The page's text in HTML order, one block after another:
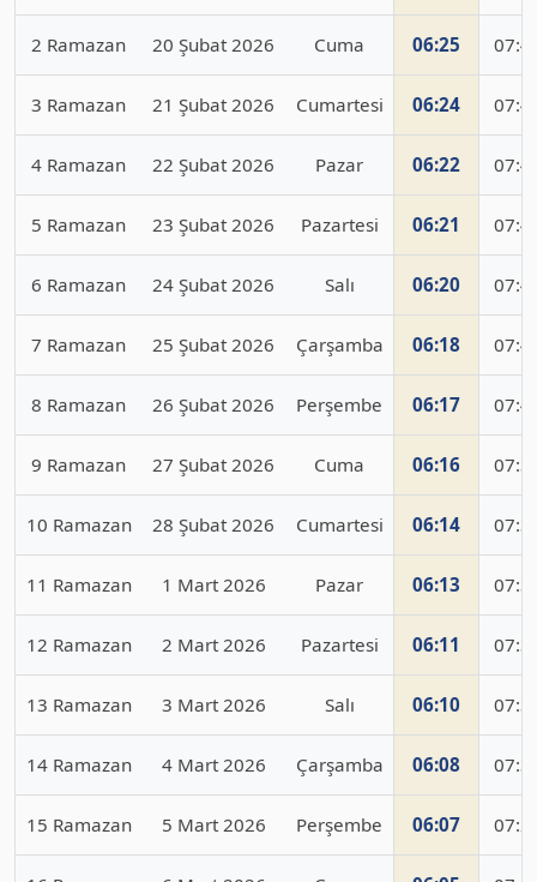
2 Ramazan 20 Şubat 2026 Cuma 06:25
3 Ramazan 21 Şubat 2026 Cumartesi 06:24
4 Ramazan 22 Şubat 2026 Pazar 06:22
5 Ramazan 23 Şubat 2026 Pazartesi 06:21
6 Ramazan 24 Şubat 2026 Salı 06:20
7 Ramazan 25 Şubat 2026 Çarşamba 06:18
8 Ramazan 26 Şubat 2026 Perşembe 06:17
9 Ramazan 27 Şubat 2026 Cuma 06:16
10 Ramazan 28 Şubat 2026 Cumartesi 06:14
11 Ramazan 1 Mart 2026 Pazar 06:13
12 Ramazan 2 Mart 2026 Pazartesi 06:11
13 Ramazan 3 Mart 2026 Salı 06:10
14 Ramazan 4 Mart 2026 Çarşamba 06:08
15 Ramazan 5 Mart 2026 Perşembe 06:07